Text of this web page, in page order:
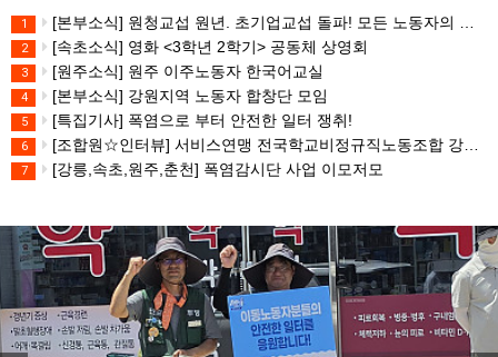
1 [본부소식] 원청교섭 원년. 초기업교섭 돌파! 모든 노동자의 노동기본권 쟁취! 민주노총 7.15 총파업대회
2 [속초소식] 영화 <3학년 2학기> 공동체 상영회
3 [원주소식] 원주 이주노동자 한국어교실
4 [본부소식] 강원지역 노동자 합창단 모임
5 [특집기사] 폭염으로 부터 안전한 일터 쟁취!
6 [조합원☆인터뷰] 서비스연맹 전국학교비정규직노동조합 강원지부 김유미 춘천지회장
7 [강릉,속초,원주,춘천] 폭염감시단 사업 이모저모